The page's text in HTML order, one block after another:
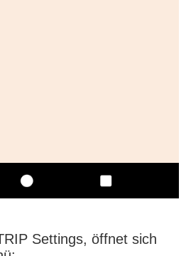
Settings, öffnet sich